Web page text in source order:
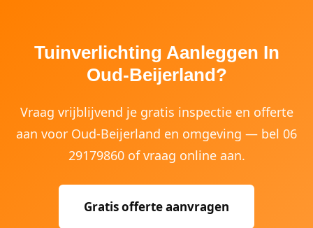
Tuinverlichting Aanleggen In
Oud-Beijerland?
Vraag vrijblijvend je gratis inspectie en offerte
aan voor Oud-Beijerland en omgeving — bel 06
29179860 of vraag online aan.
Gratis offerte aanvragen